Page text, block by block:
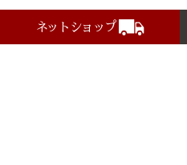
ネットショップ